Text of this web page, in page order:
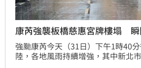
康芮強襲板橋慈惠宮牌樓塌
強颱康芮今天（31日）下午1時40
陸，各地風雨持續增強，其中新北